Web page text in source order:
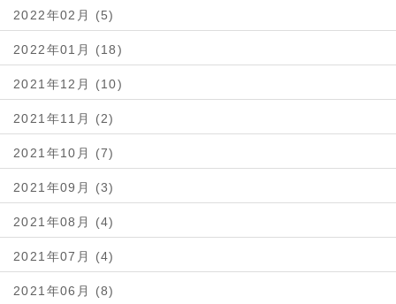
2022年02月 (5)
2022年01月 (18)
2021年12月 (10)
2021年11月 (2)
2021年10月 (7)
2021年09月 (3)
2021年08月 (4)
2021年07月 (4)
2021年06月 (8)